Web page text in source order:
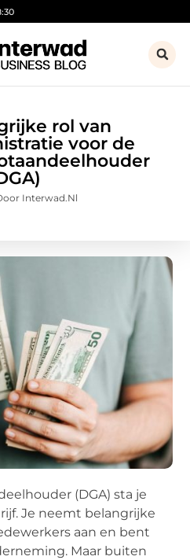
rol van
voor de
Interwad.nl
(DGA) sta je
Je neemt belangrijke
aan en bent
Maar buiten